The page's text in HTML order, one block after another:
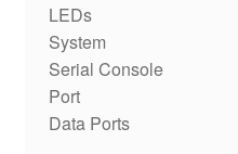
LEDs
System
Serial Console
Port
Data Ports